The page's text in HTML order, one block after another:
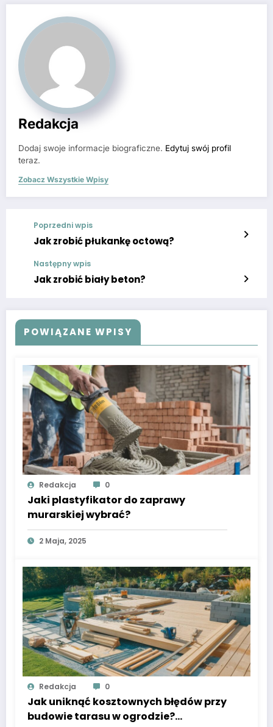
Redakcja
Dodaj swoje informacje biograficzne. Edytuj swój profil
teraz.
Zobacz Wszystkie Wpisy
Poprzedni wpis
Jak zrobić płukankę octową?
Następny wpis
Jak zrobić biały beton?
POWIĄZANE WPISY
Redakcja 0
Jaki plastyfikator do zaprawy
murarskiej wybrać?
2 Maja, 2025
Redakcja 0
Jak uniknąć kosztownych błędów przy
budowie tarasu w ogrodzie?